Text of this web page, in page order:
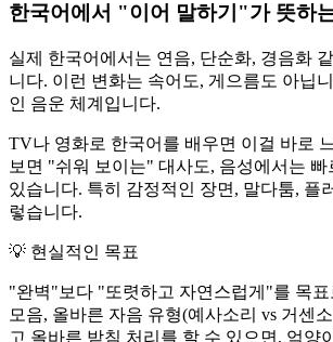
한국어에서 "이어 말하기"가 뜻하
실제 한국어에서는 연음, 단순화, 경음화
니다. 이런 변화는 속어도, 게으름도 아닙
인 음운 체계입니다.
TV나 영화로 한국어를 배우면 이걸 바로
보면 "쉬워 보이는" 대사도, 음성에서는 빠
있습니다. 특히 감정적인 장면, 말다툼, 플
렇습니다.
💡 현실적인 목표
"완벽"보다 "또렷하고 자연스럽게"를 목
모음, 올바른 자음 유형(예사소리 vs 거센
고 올바른 받침 처리를 할 수 있으면, 억양